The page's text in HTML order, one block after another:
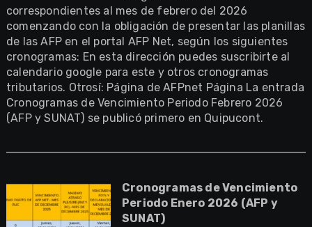
correspondientes al mes de febrero del 2026
comenzando con la obligación de presentar las planillas
de las AFP en el portal AFP Net, según los siguientes
cronogramas: En esta dirección puedes suscribirte al
calendario google para este y otros cronogramas
tributarios. Otrosí: Página de AFPnet Página La entrada
Cronogramas de Vencimiento Periodo Febrero 2026
(AFP y SUNAT) se publicó primero en Quipucont.
Cronogramas de Vencimiento
Periodo Enero 2026 (AFP y
SUNAT)